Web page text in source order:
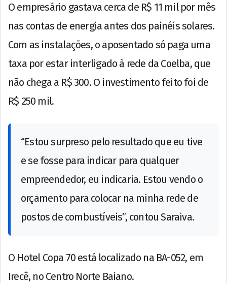
O empresário gastava cerca de R$ 11 mil por mês
nas contas de energia antes dos painéis solares.
Com as instalações, o aposentado só paga uma
taxa por estar interligado à rede da Coelba, que
não chega a R$ 300. O investimento feito foi de
R$ 250 mil.
“Estou surpreso pelo resultado que eu tive
e se fosse para indicar para qualquer
empreendedor, eu indicaria. Estou vendo o
orçamento para colocar na minha rede de
postos de combustíveis”, contou Saraiva.
O Hotel Copa 70 está localizado na BA-052, em
Irecê, no Centro Norte Baiano.